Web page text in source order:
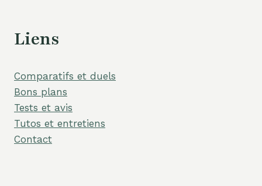
Liens
Comparatifs et duels
Bons plans
Tests et avis
Tutos et entretiens
Contact